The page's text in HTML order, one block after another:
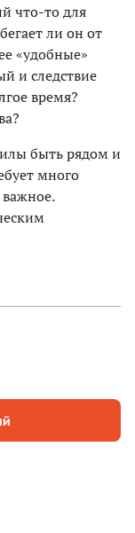
что-то для
ли он от
«удобные»
и следствие
время?
быть рядом и
много